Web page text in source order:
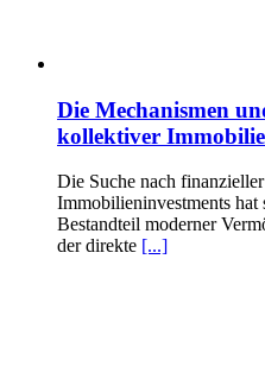
Die Mechanismen
kollektiver
Die Suche nach
Immobilieninvestments hat
Bestandteil moderner
der direkte [...]